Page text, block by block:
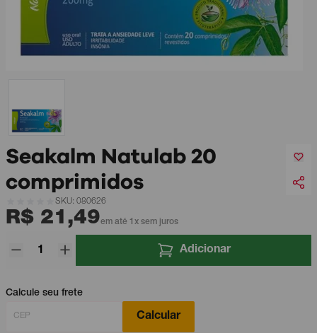
Seakalm Natulab 20
comprimidos
SKU: 080626
R$ 21,49em até 1x sem juros
Adicionar
Calcule seu frete
Calcular